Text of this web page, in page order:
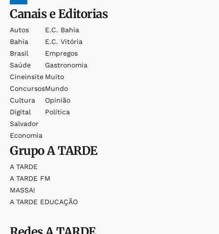
Canais e Editorias
Autos
Bahia
Brasil
Saúde
Cineinsite
Concursos
Cultura
Digital
Salvador
Economia
E.c. Bahia
E.c. Vitória
Empregos
Gastronomia
Muito
Mundo
Opinião
Política
GrupoA TARDE
A TARDE
A TARDE FM
MASSA!
A TARDE EDUCAÇÃO